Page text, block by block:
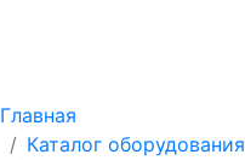
Главная
Каталог оборудования